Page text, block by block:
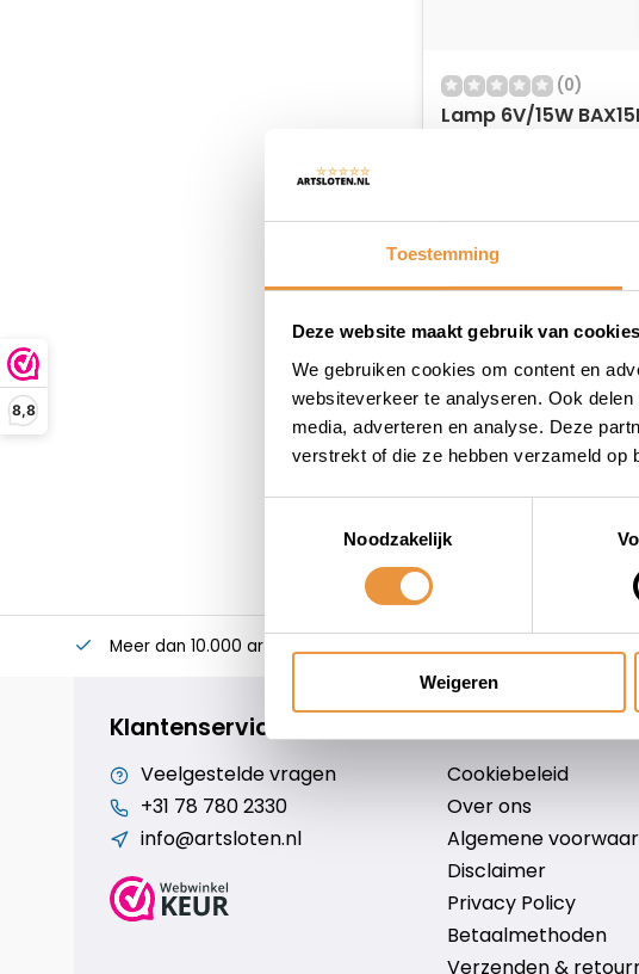
Toestemming
Deze website maakt gebruik van cookies
We gebruiken cookies om content en
websiteverkeer te analyseren. Ook
media, adverteren en analyse. Deze
verstrekt of die ze hebben verzameld op
Noodzakelijk
Weigeren
8,8
(0)
Lamp 6V/15W
9,95
Meer dan 10.000 artikelen Alles voor uw tweewieler
Klantenservice
Veelgestelde vragen
+31 78 780 2330
info@artsloten.nl
Cookiebeleid
Over ons
Algemene
Disclaimer
Privacy Policy
Betaalmethoden
Verzenden &